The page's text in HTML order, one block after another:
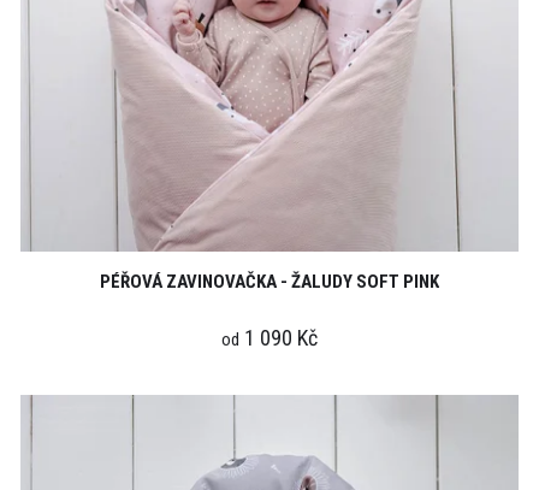
PÉŘOVÁ ZAVINOVAČKA - ŽALUDY SOFT PINK
od 1 090 Kč